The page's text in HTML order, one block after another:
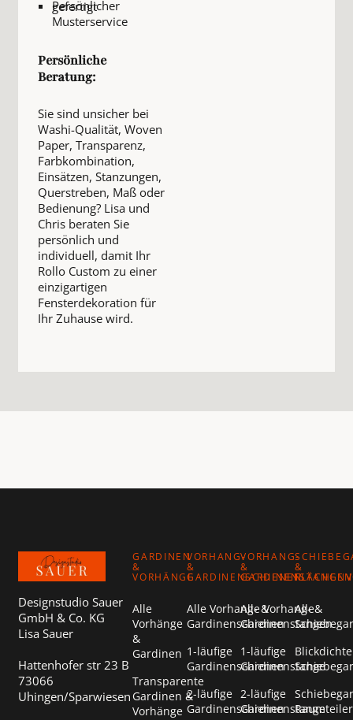
gefertigt
Persönlicher
Musterservice
Persönliche
Beratung:
Sie sind unsicher bei
Washi-Qualität, Woven
Paper, Transparenz,
Farbkombination,
Einsätzen, Stanzungen,
Querstreben, Maß oder
Bedienung? Lisa und
Chris beraten Sie
persönlich und
individuell, damit Ihr
Rollo Custom zu einer
einzigartigen
Fensterdekoration für
Ihr Zuhause wird.
Designstudio Sauer
GmbH & Co. KG
Lisa Sauer
Hattenhofer str 23 B
73066
Uhingen/Sparwiesen
GARDINEN
&
VORHÄNGE
Alle
Vorhänge
&
Gardinen
Transparente
Gardinen &
Vorhänge
VORHANG-
&
GARDINENSCHIENEN
Alle Vorhang- &
Gardinenschienen
1-läufige
Gardinenschienen
2-läufige
Gardinenschienen
VORHANG-
&
GARDINENSTANGEN
Alle Vorhang- &
Gardinenstangen
1-läufige
Gardinenstange
2-läufige
Gardinenstange
&
Alle
Blickdichte
Raumteiler